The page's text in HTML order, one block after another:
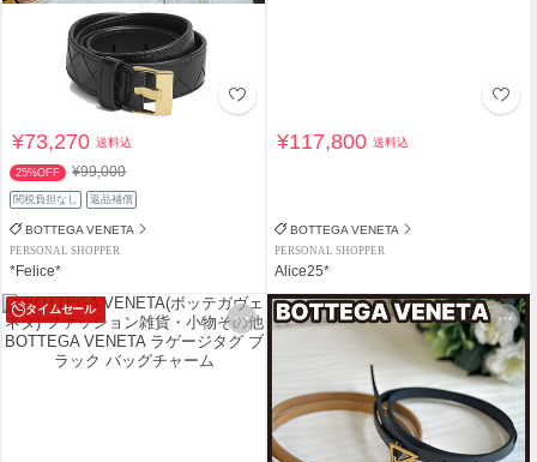
¥73,270送料込
25%OFF ¥99,000
関税負担なし 返品補償
BOTTEGA VENETA
PERSONAL SHOPPER
*Felice*
¥117,800送料込
BOTTEGA VENETA
PERSONAL SHOPPER
Alice25*
タイムセール